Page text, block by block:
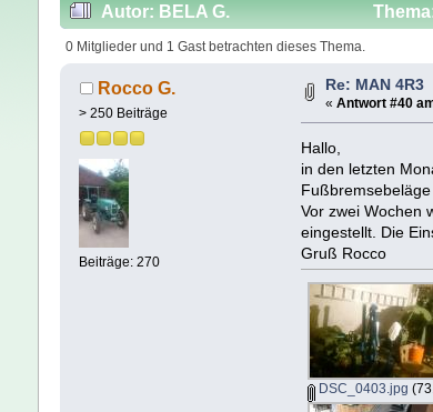
Autor: BELA G.
0 Mitglieder und 1 Gast betrachten dieses Thema.
Rocco G.
> 250 Beiträge
Beiträge: 270
Re: MAN 4R3
« Antwort #40
Hallo,
in den letzten
Vor zwei Wochen
eingestellt. Die
Gruß Rocco
DSC_0403.jpg